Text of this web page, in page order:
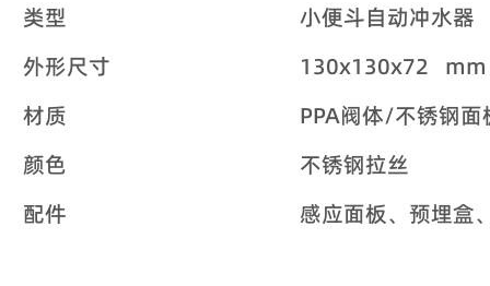
类型
小便斗自动冲水器
外形尺寸
130x130x72 mm
材质
PPA阀体/不锈钢面
颜色
不锈钢拉丝
配件
感应面板、预埋盒